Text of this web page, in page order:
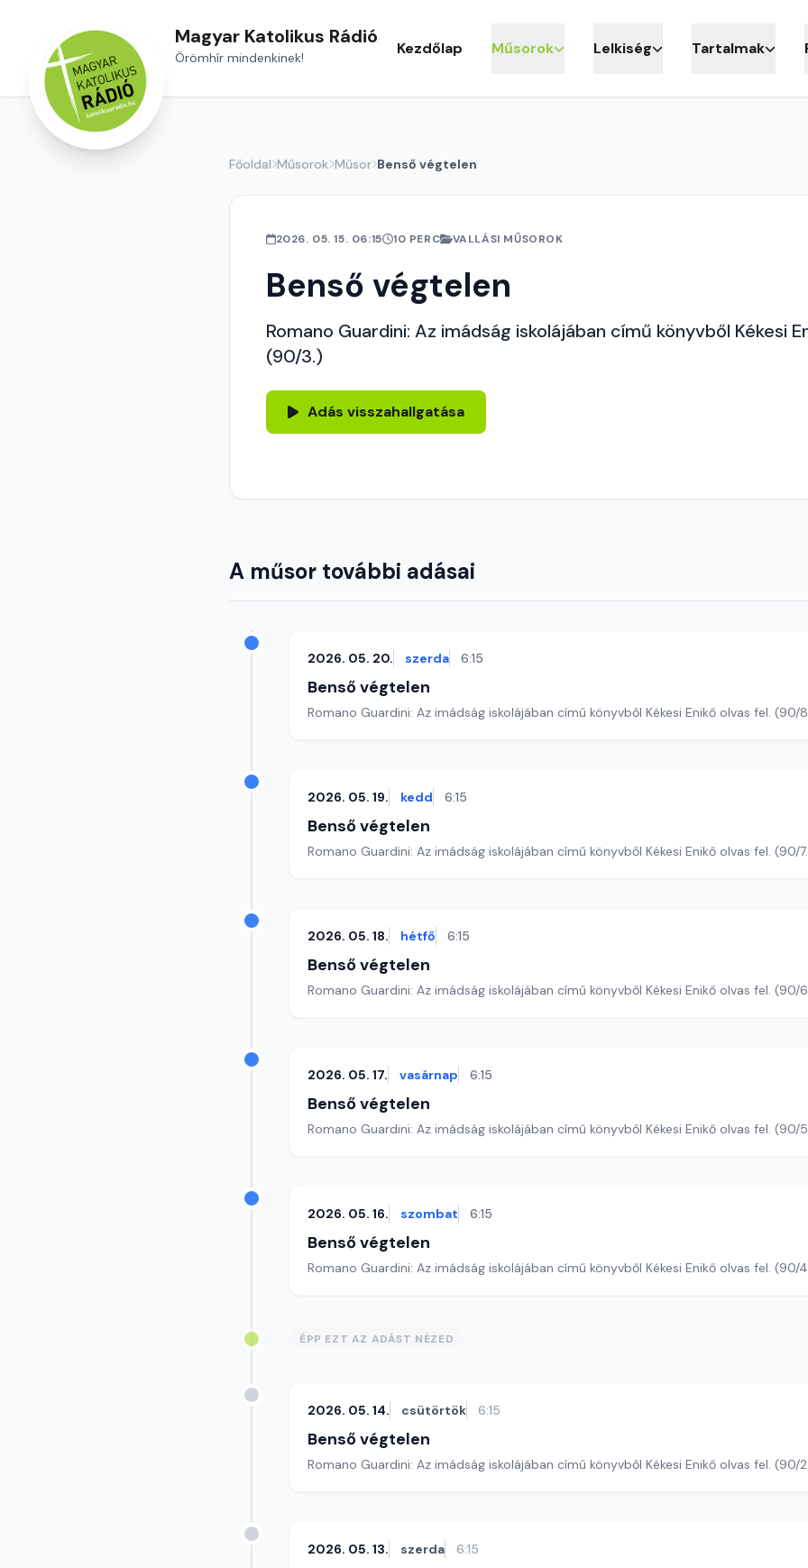
Magyar Katolikus Rádió
Örömhír mindenkinek! Kezdőlap Műsorok Lelkiség Tartalmak
Főoldal Műsorok Műsor Benső végtelen
2026. 05. 15. 06:15 10 PERC VALLÁSI MŰSOROK
Benső végtelen
Romano Guardini: Az imádság iskolájában című könyvből Kékesi
(90/3.)
Adás visszahallgatása
A műsor további adásai
2026. 05. 20. szerda 6:15
Benső végtelen
Romano Guardini: Az imádság iskolájában című könyvből Kékesi
2026. 05. 19. kedd 6:15
Benső végtelen
Romano Guardini: Az imádság iskolájában című könyvből Kékesi Enikő
2026. 05. 18. hétfő 6:15
Benső végtelen
Romano Guardini: Az imádság iskolájában című könyvből Kékesi
2026. 05. 17. vasárnap 6:15
Benső végtelen
Romano Guardini: Az imádság iskolájában című könyvből Kékesi
2026. 05. 16. szombat 6:15
Benső végtelen
Romano Guardini: Az imádság iskolájában című könyvből Kékesi
ÉPP EZT AZ ADÁST NÉZED
2026. 05. 14. csütörtök 6:15
Benső végtelen
Romano Guardini: Az imádság iskolájában című könyvből Kékesi
2026. 05. 13. szerda 6:15